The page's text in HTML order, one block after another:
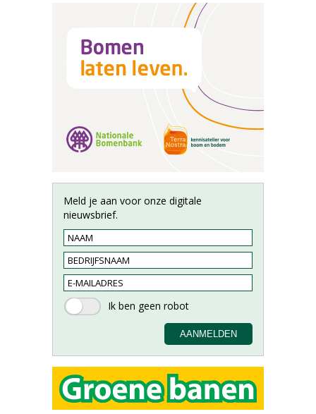
Meld je aan voor onze digitale
nieuwsbrief.